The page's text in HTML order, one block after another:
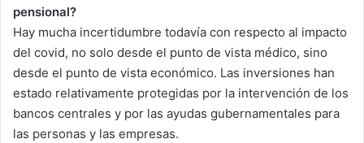
pensional?
Hay mucha incertidumbre todavía con respecto al impacto
del covid, no solo desde el punto de vista médico, sino
desde el punto de vista económico. Las inversiones han
estado relativamente protegidas por la intervención de los
bancos centrales y por las ayudas gubernamentales para
las personas y las empresas.